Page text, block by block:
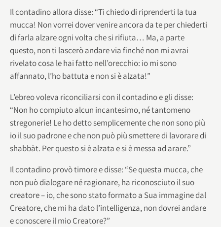
Il contadino allora disse: “Ti chiedo di riprenderti la tua
mucca! Non vorrei dover venire ancora da te per chiederti
di farla alzare ogni volta che si rifiuta… Ma, a parte
questo, non ti lascerò andare via finché non mi avrai
rivelato cosa le hai fatto nell’orecchio: io mi sono
affannato, l’ho battuta e non si è alzata!”
L’ebreo voleva riconciliarsi con il contadino e gli disse:
“Non ho compiuto alcun incantesimo, né tantomeno
stregonerie! Le ho detto semplicemente che non sono più
io il suo padrone e che non può più smettere di lavorare di
shabbàt. Per questo si è alzata e si è messa ad arare.”
Il contadino provò timore e disse: “Se questa mucca, che
non può dialogare né ragionare, ha riconosciuto il suo
creatore – io, che sono stato formato a Sua immagine dal
Creatore, che mi ha dato l’intelligenza, non dovrei andare
e conoscere il mio Creatore?”